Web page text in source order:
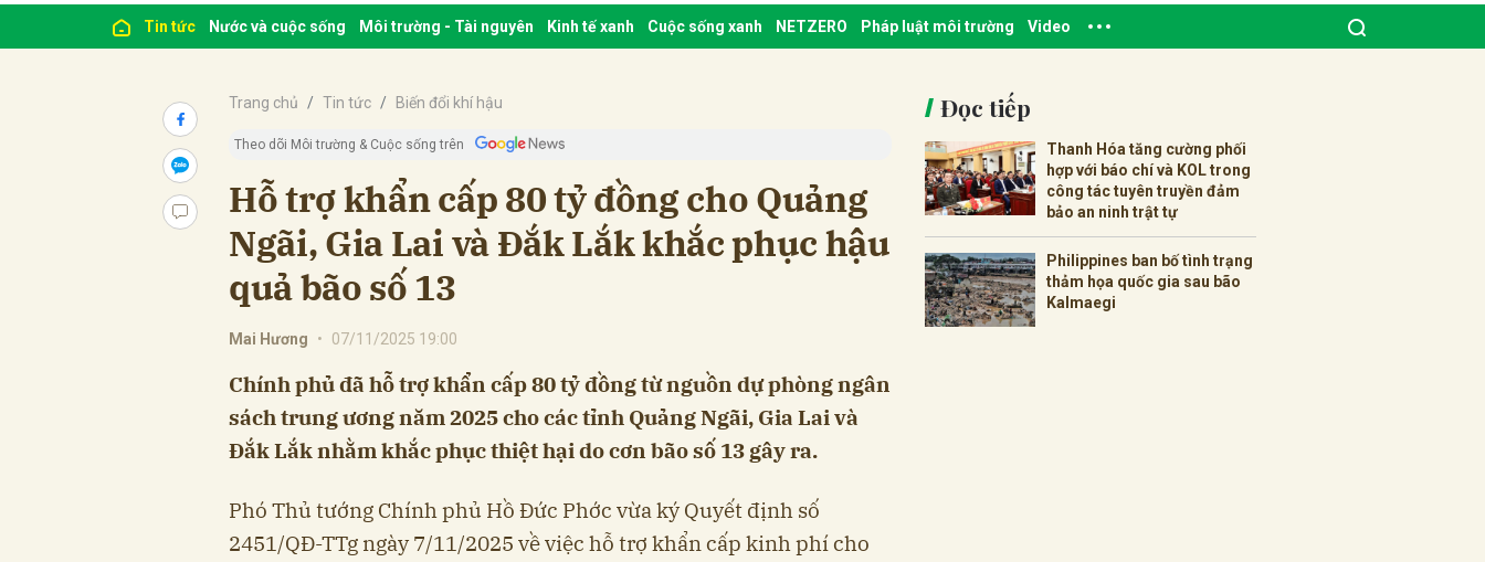
Tin tức Nước và cuộc sống Môi trường - Tài nguyên Kinh tế xanh Cuộc sống xanh NETZERO Pháp luật môi trường Video
Trang chủ Tin tức Biến đổi khí hậu
Theo dõi Môi trường & Cuộc sống trên
Hỗ trợ khẩn cấp 80 tỷ đồng cho Quảng
Ngãi, Gia Lai và Đắk Lắk khắc phục hậu
quả bão số 13
Mai Hương • 07/11/2025 19:00
Chính phủ đã hỗ trợ khẩn cấp 80 tỷ đồng từ nguồn dự phòng ngân
sách trung ương năm 2025 cho các tỉnh Quảng Ngãi, Gia Lai và
Đắk Lắk nhằm khắc phục thiệt hại do cơn bão số 13 gây ra.
Phó Thủ tướng Chính phủ Hồ Đức Phớc vừa ký Quyết định số
2451/QĐ-TTg ngày 7/11/2025 về việc hỗ trợ khẩn cấp kinh phí cho
Đọc tiếp
Thanh Hóa tăng cường phối
hợp với báo chí và KOL trong
công tác tuyên truyền đảm
bảo an ninh trật tự
Philippines ban bố tình trạng
thảm họa quốc gia sau bão
Kalmaegi